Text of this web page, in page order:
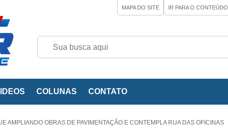
MAPA DO SITE IR PARA O CONTEÚDO
COLUNAS CONTATO
AMPLIANDO OBRAS DE PAVIMENTAÇÃO E CONTEMPLA RUA DAS OFICINAS